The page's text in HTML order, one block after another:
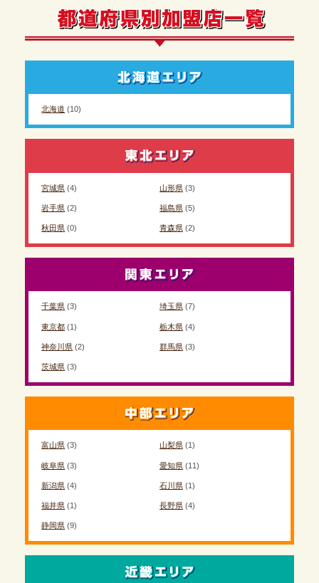
北海道 (10)
宮城県 (4) 山形県(3)
岩手県 (2) 福島県(5)
秋田県 (0) 青森県(2)
千葉県 (3) 埼玉県(7)
東京都 (1) 栃木県(4)
神奈川県 (2) 群馬県(3)
茨城県 (3)
富山県 (3) 山梨県(1)
岐阜県 (3) 愛知県(11)
新潟県 (4) 石川県(1)
福井県 (1) 長野県(4)
静岡県 (9)